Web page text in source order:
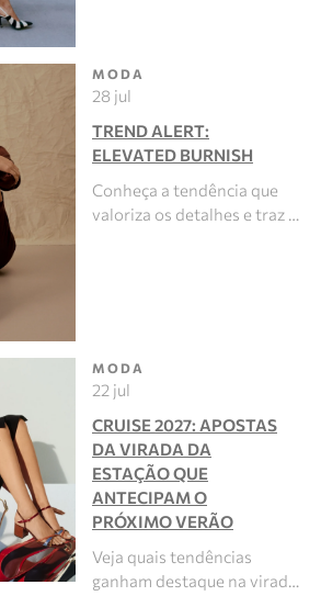
MODA
28 jul
TREND ALERT:
ELEVATED BURNISH
Conheça a tendência que
valoriza os detalhes e traz …
MODA
22 jul
CRUISE 2027: APOSTAS
DA VIRADA DA
ESTAÇÃO QUE
ANTECIPAM O
PRÓXIMO VERÃO
Veja quais tendências
ganham destaque na virad…